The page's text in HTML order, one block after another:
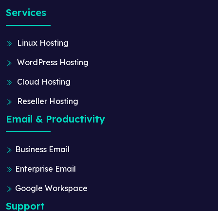
Services
Linux Hosting
WordPress Hosting
Cloud Hosting
Reseller Hosting
Email & Productivity
Business Email
Enterprise Email
Google Workspace
Support